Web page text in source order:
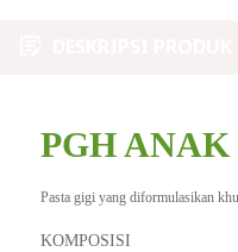
PGH ANAK
Pasta gigi yang diformulasikan
KOMPOSISI